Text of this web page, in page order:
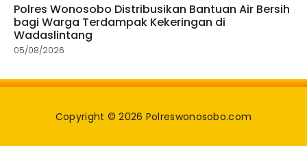
Polres Wonosobo Distribusikan Bantuan Air Bersih
bagi Warga Terdampak Kekeringan di
Wadaslintang
05/08/2026
Copyright © 2026 Polreswonosobo.com